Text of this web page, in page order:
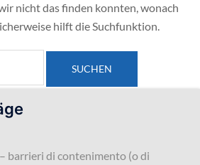
nicht das finden konnten, wonach
hilft die Suchfunktion.
barrieri di contenimento (o di